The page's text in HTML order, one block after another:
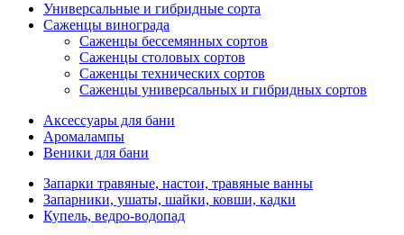
Универсальные и гибридные сорта
Саженцы винограда
Саженцы бессемянных сортов
Саженцы столовых сортов
Саженцы технических сортов
Саженцы универсальных и гибридных сортов
Аксессуары для бани
Аромалампы
Веники для бани
Запарки травяные, настои, травяные ванны
Запарники, ушаты, шайки, ковши, кадки
Купель, ведро-водопад